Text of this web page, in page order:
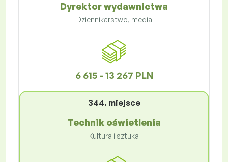
Dyrektor wydawnictwa
Dziennikarstwo, media
6 615 - 13 267 PLN
344. miejsce
Technik oświetlenia
Kultura i sztuka